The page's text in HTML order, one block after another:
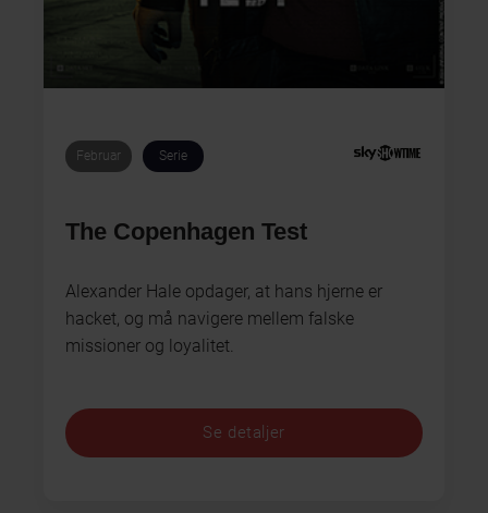
Februar Serie
The Copenhagen Test
Alexander Hale opdager, at hans hjerne er
hacket, og må navigere mellem falske
missioner og loyalitet.
Se detaljer